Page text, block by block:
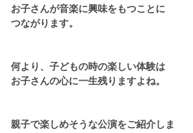
お子さんが音楽に興味をもつことに
つながります。
何より、子どもの時の楽しい体験は
お子さんの心に一生残りますよね。
親子で楽しめそうな公演をご紹介しま